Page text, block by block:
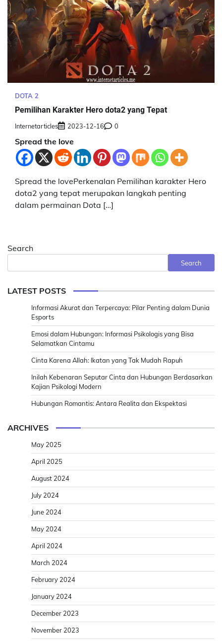
DOTA 2
Pemilihan Karakter Hero dota2 yang Tepat
Internetarticles 2023-12-16 0
Spread the love
Spread the lovePerkenalan Pemilihan karakter Hero
dota2 yang tepat merupakan langkah penting
dalam permainan Dota […]
Search
Search
LATEST POSTS
Informasi Akurat dan Terpercaya: Pilar Penting dalam Dunia
Esports
Emosi dalam Hubungan: Informasi Psikologis yang Bisa
Selamatkan Cintamu
Cinta Karena Allah: Ikatan yang Tak Mudah Rapuh
Inilah Kebenaran Seputar Cinta dan Hubungan Berdasarkan
Kajian Psikologi Modern
Hubungan Romantis: Antara Realita dan Ekspektasi
ARCHIVES
May 2025
April 2025
August 2024
July 2024
June 2024
May 2024
April 2024
March 2024
February 2024
January 2024
December 2023
November 2023